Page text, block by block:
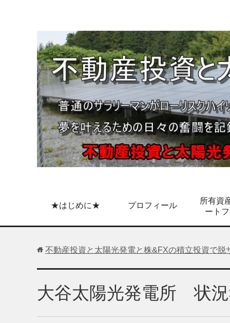
★はじめに★ プロフィール
所有資
ート
不動産投資と太陽光発電と株&FXの積立投資で脱
大谷太陽光発電所 状